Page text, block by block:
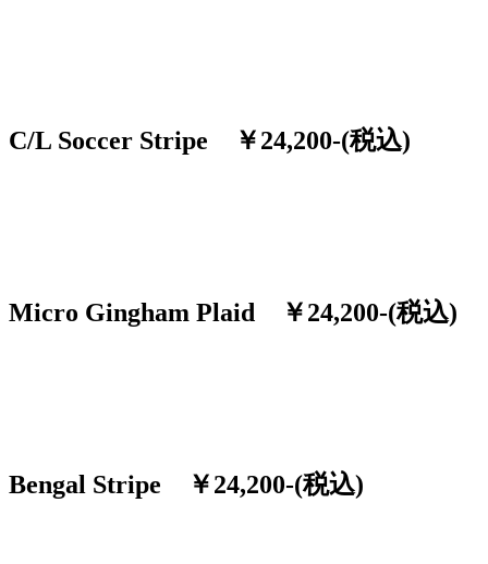
C/L Soccer Stripe ￥24,200-(税込)
Micro Gingham Plaid ￥24,200-(税込)
Bengal Stripe ￥24,200-(税込)